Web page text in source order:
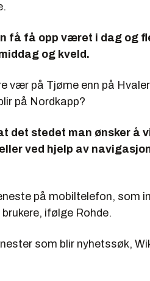
få få opp været i dag og
og kveld.
vær på Tjøme enn på
på Nordkapp?
det stedet man ønsker å
ved hjelp av
på mobiltelefon, som
ifølge Rohde.
som blir nyhetssøk,